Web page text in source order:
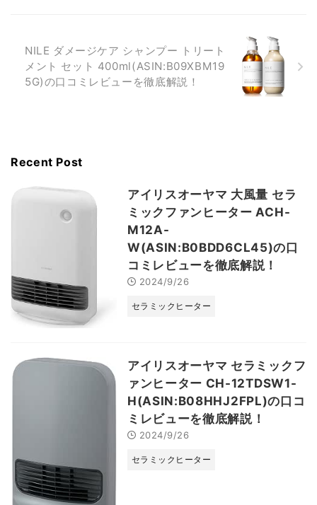
NILE ダメージケア シャンプー トリート
メント セット 400ml(ASIN:B09XBM19
5G)の口コミレビューを徹底解説！
Recent Post
アイリスオーヤマ 大風量 セラ
ミックファンヒーター ACH-
M12A-
W(ASIN:B0BDD6CL45)の口
コミレビューを徹底解説！
2024/9/26
セラミックヒーター
アイリスオーヤマ セラミックフ
ァンヒーター CH-12TDSW1-
H(ASIN:B08HHJ2FPL)の口コ
ミレビューを徹底解説！
2024/9/26
セラミックヒーター